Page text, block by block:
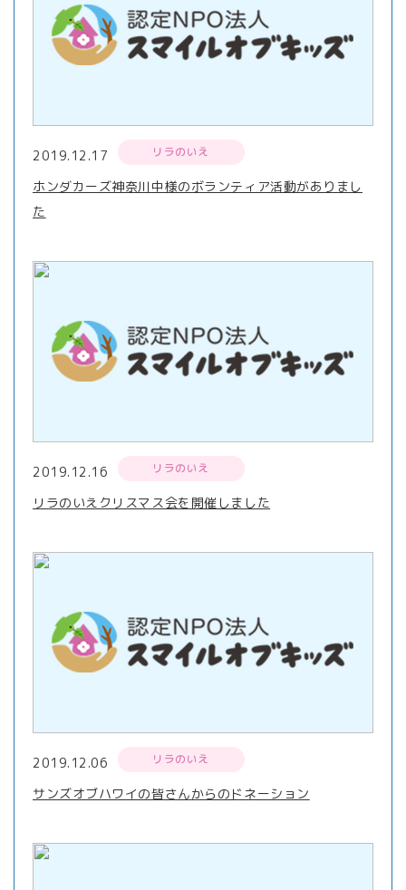
2019.12.17 リラのいえ
ホンダカーズ神奈川中様のボランティア活動がありまし
た
2019.12.16 リラのいえ
リラのいえクリスマス会を開催しました
2019.12.06 リラのいえ
サンズオブハワイの皆さんからのドネーション